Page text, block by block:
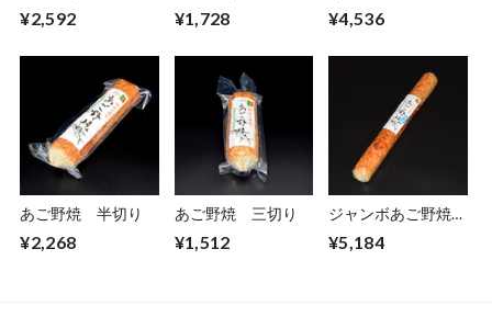
¥2,592 ¥1,728 ¥4,536
あご野焼 半切り
¥2,268
あご野焼 三切り
¥1,512
ジャンボあご野焼
¥5,184